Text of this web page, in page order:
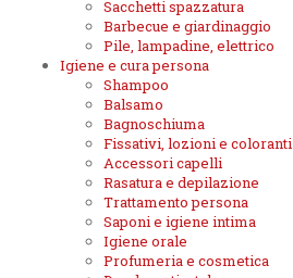
Sacchetti spazzatura
Barbecue e giardinaggio
Pile, lampadine, elettrico
Igiene e cura persona
Shampoo
Balsamo
Bagnoschiuma
Fissativi, lozioni e coloranti
Accessori capelli
Rasatura e depilazione
Trattamento persona
Saponi e igiene intima
Igiene orale
Profumeria e cosmetica